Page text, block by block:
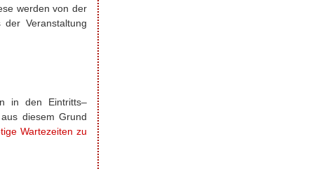
werden von der
der Veranstaltung
in den Eintritts–
diesem Grund
Wartezeiten zu